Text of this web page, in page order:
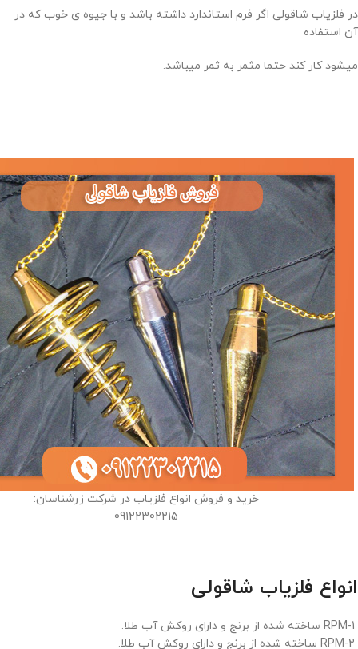
در فلزیاب شاقولی اگر فرم استاندارد داشته باشد و با جیوه ی خوب که در
آن استفاده
میشود کار کند حتما مثمر به ثمر میباشد.
خرید و فروش انواع فلزیاب در شرکت زرشناسان:
09122302215
انواع فلزیاب شاقولی